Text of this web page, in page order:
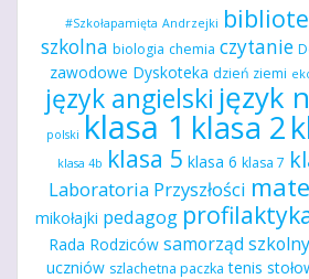
#Szkołapamięta Andrzejki
szkolna biologia chemia czytanie
zawodowe Dyskoteka dzień ziemi
język angielski język
polski klasa 1 klasa 2
klasa 4b klasa 5 klasa 6 klasa 7
Laboratoria Przyszłości
mikołajki pedagog
Rada Rodziców samorząd szkolny
uczniów szlachetna paczka tenis